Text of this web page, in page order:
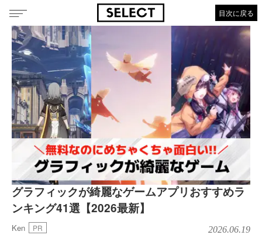
目次に戻る
グラフィックが綺麗なゲームアプリおすすめラ
ンキング41選【2026最新】
Ken PR 2026.06.19